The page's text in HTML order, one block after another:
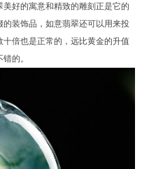
好的寓意和精致的雕刻正是它的
装饰品，如意翡翠还可以用来投
倍也是正常的，远比黄金的升值
的。